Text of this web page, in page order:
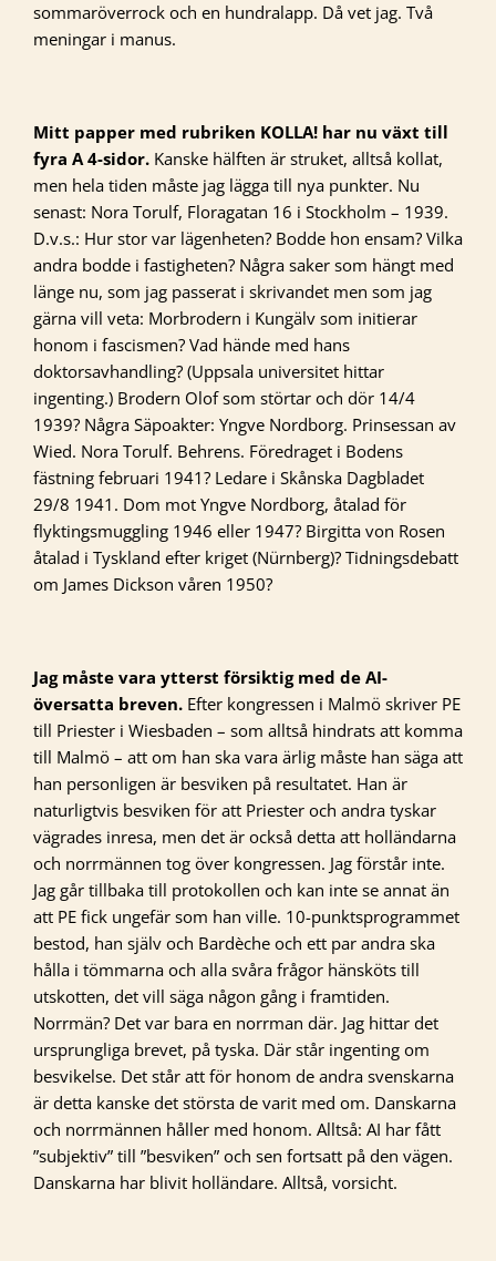
sommaröverrock och en hundralapp. Då vet jag. Två
meningar i manus.
Mitt papper med rubriken KOLLA! har nu växt till
fyra A 4-sidor.Kanske hälften är struket, alltså kollat,
men hela tiden måste jag lägga till nya punkter. Nu
senast: Nora Torulf, Floragatan 16 i Stockholm – 1939.
D.v.s.: Hur stor var lägenheten? Bodde hon ensam? Vilka
andra bodde i fastigheten? Några saker som hängt med
länge nu, som jag passerat i skrivandet men som jag
gärna vill veta: Morbrodern i Kungälv som initierar
honom i fascismen? Vad hände med hans
doktorsavhandling? (Uppsala universitet hittar
ingenting.) Brodern Olof som störtar och dör 14/4
1939? Några Säpoakter: Yngve Nordborg. Prinsessan av
Wied. Nora Torulf. Behrens. Föredraget i Bodens
fästning februari 1941? Ledare i Skånska Dagbladet
29/8 1941. Dom mot Yngve Nordborg, åtalad för
flyktingsmuggling 1946 eller 1947? Birgitta von Rosen
åtalad i Tyskland efter kriget (Nürnberg)? Tidningsdebatt
om James Dickson våren 1950?
Jag måste vara ytterst försiktig med de AI-
översatta breven.Efter kongressen i Malmö skriver PE
till Priester i Wiesbaden – som alltså hindrats att komma
till Malmö – att om han ska vara ärlig måste han säga att
han personligen är besviken på resultatet. Han är
naturligtvis besviken för att Priester och andra tyskar
vägrades inresa, men det är också detta att holländarna
och norrmännen tog över kongressen. Jag förstår inte.
Jag går tillbaka till protokollen och kan inte se annat än
att PE fick ungefär som han ville. 10-punktsprogrammet
bestod, han själv och Bardèche och ett par andra ska
hålla i tömmarna och alla svåra frågor hänsköts till
utskotten, det vill säga någon gång i framtiden.
Norrmän? Det var bara en norrman där. Jag hittar det
ursprungliga brevet, på tyska. Där står ingenting om
besvikelse. Det står att för honom de andra svenskarna
är detta kanske det största de varit med om. Danskarna
och norrmännen håller med honom. Alltså: AI har fått
”subjektiv” till ”besviken” och sen fortsatt på den vägen.
Danskarna har blivit holländare. Alltså, vorsicht.